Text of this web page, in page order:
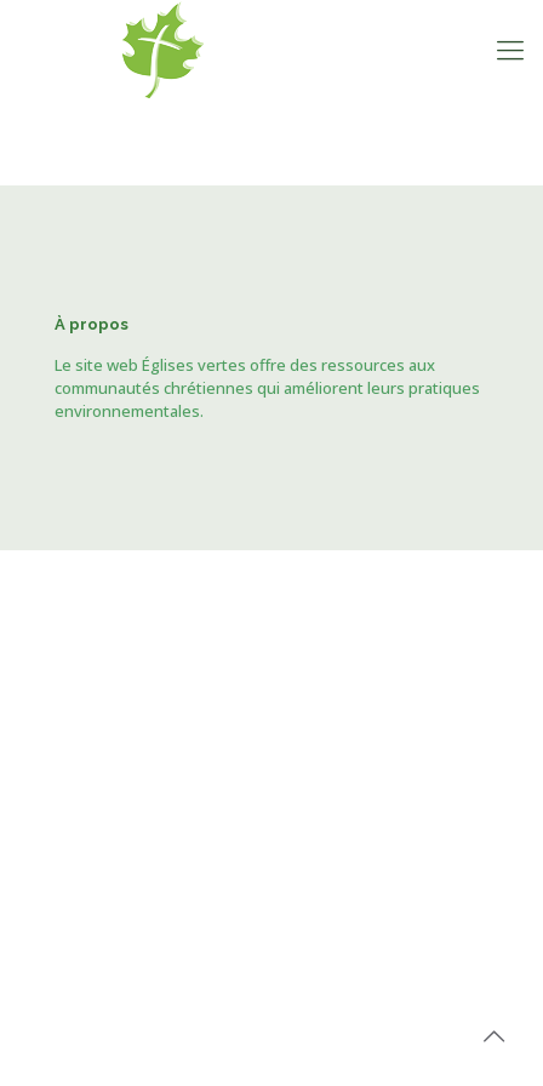
À propos
Le site web Églises vertes offre des ressources aux
communautés chrétiennes qui améliorent leurs pratiques
environnementales.